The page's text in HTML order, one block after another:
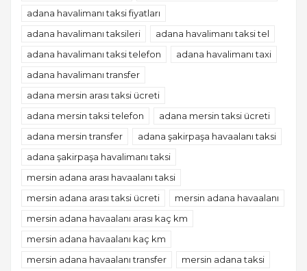
adana havalimanı taksi fiyatları
adana havalimanı taksileri
adana havalimanı taksi tel
adana havalimanı taksi telefon
adana havalimanı taxi
adana havalimanı transfer
adana mersin arası taksi ücreti
adana mersin taksi telefon
adana mersin taksi ücreti
adana mersin transfer
adana şakirpaşa havaalanı taksi
adana şakirpaşa havalimanı taksi
mersin adana arası havaalanı taksi
mersin adana arası taksi ücreti
mersin adana havaalanı
mersin adana havaalanı arası kaç km
mersin adana havaalanı kaç km
mersin adana havaalanı transfer
mersin adana taksi